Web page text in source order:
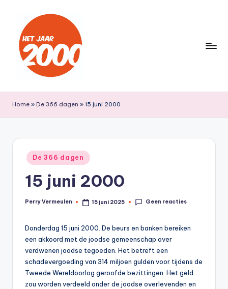
inhoud
e
t
J
0
0
lang
jaar
2000
Home » De 366 dagen » 15 juni 2000
Geplaatst
in
De 366 dagen
15 juni 2000
Geplaatst
Perry Vermeulen 15 juni 2025 Geen reacties
Donderdag 15 juni 2000. De beurs en banken bereiken
een akkoord met de joodse gemeenschap over
verdwenen joodse tegoeden. Het betreft een
schadevergoeding van 314 miljoen gulden voor tijdens de
Tweede Wereldoorlog geroofde bezittingen. Het geld
zou worden verdeeld onder de joodse overlevenden en